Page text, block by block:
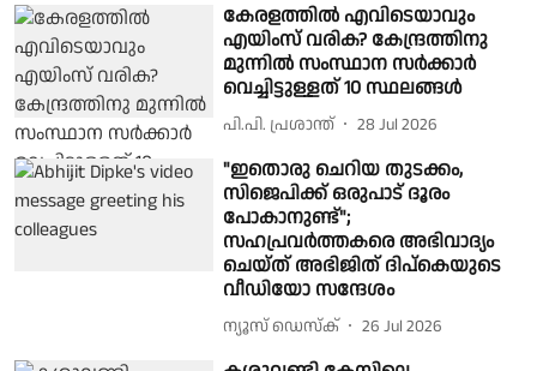
കേരളത്തില്‍ എവിടെയാവും
എയിംസ് വരിക​? കേന്ദ്രത്തിനു
മുന്നില്‍ സംസ്ഥാന സര്‍ക്കാര്‍
വെച്ചിട്ടുള്ളത് 10 സ്ഥലങ്ങള്‍
പി.പി. പ്രശാന്ത് 28 Jul 2026
"ഇതൊരു ചെറിയ തുടക്കം,
സിജെപിക്ക് ഒരുപാട് ദൂരം
പോകാനുണ്ട്";
സഹപ്രവർത്തകരെ അഭിവാദ്യം
ചെയ്ത് അഭിജിത് ദിപ്കെയുടെ
വീഡിയോ സന്ദേശം
ന്യൂസ് ഡെസ്ക് 26 Jul 2026